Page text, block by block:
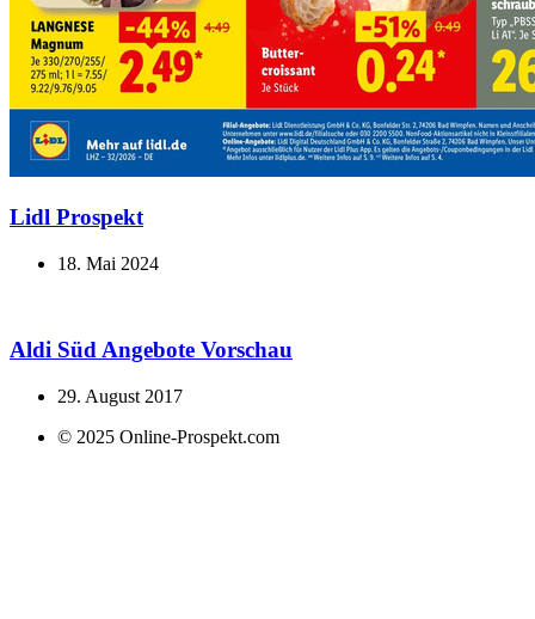
Lidl Prospekt
18. Mai 2024
Aldi Süd Angebote Vorschau
29. August 2017
© 2025 Online-Prospekt.com